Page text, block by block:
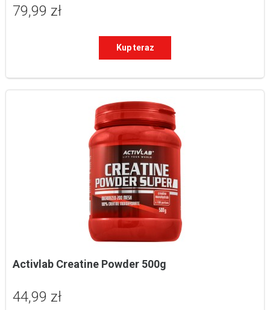
79,99 zł
Kup teraz
Activlab Creatine Powder 500g
44,99 zł